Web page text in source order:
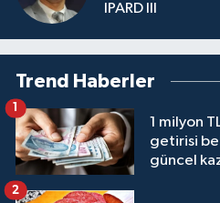
IPARD III
Trend Haberler
1 milyon
getirisi
güncel
1
2